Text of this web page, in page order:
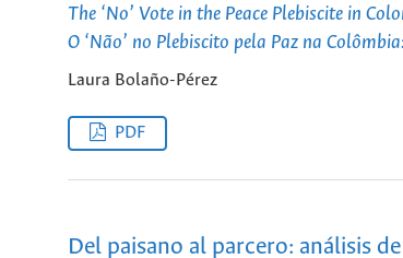
The ‘No’ Vote in the Peace Plebiscite in
O ‘Não’ no Plebiscito pela Paz na
Laura Bolaño-Pérez
PDF
Del paisano al parcero: análisis